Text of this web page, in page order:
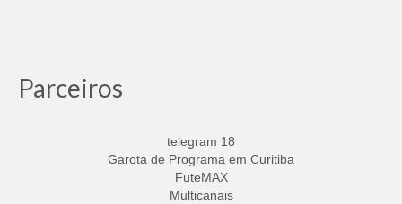
Parceiros
telegram 18
Garota de Programa em Curitiba
FuteMAX
Multicanais